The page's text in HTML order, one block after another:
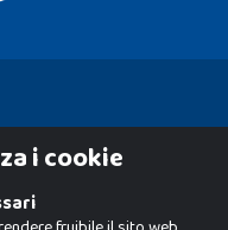
i cookie